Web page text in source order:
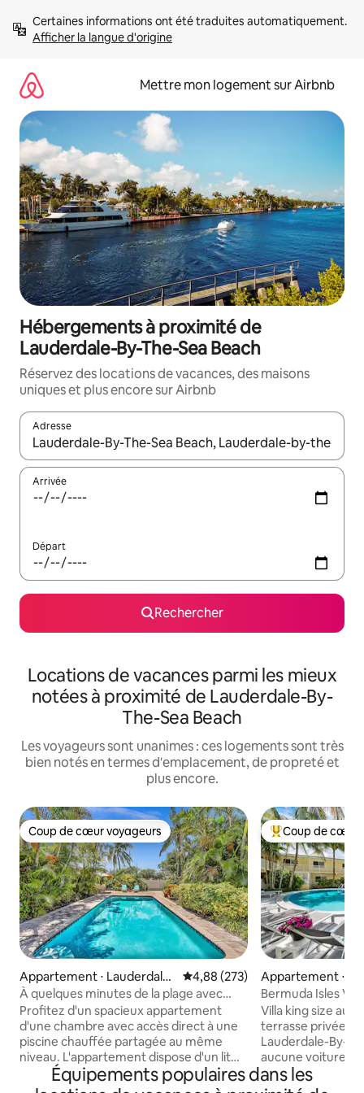
directement
Afficher la langue d'origine
Mettre mon logement sur Airbnb
Hébergements à proximité de
Lauderdale-By-The-Sea Beach
Réservez des locations de vacances, des maisons
uniques et plus encore sur Airbnb
Adresse
Lorsque les résultats s'affichent, utilisez les flèches vers le
Arrivée
Départ
Rechercher
Locations de vacances parmi les mieux
notées à proximité de Lauderdale-By-
The-Sea Beach
Les voyageurs sont unanimes : ces logements sont très
bien notés en termes d'emplacement, de propreté et
plus encore.
Coup de cœur voyageurs
Coup de cœur voyageurs
Appartement ⋅ Lauderdale-
by-the-Sea
Évaluation moyenne sur la
4,88 (273)
À quelques minutes de la plage avec
piscine chauffée
Profitez d'un spacieux appartement
d'une chambre avec accès direct à une
piscine chauffée partagée au même
niveau. L'appartement dispose d'un lit
king size, d'un lave-linge et d'un sèche-
linge dans le logement, d'un lave-
Coups de cœur
Coup de cœur
Appartement ⋅
e-Sea
Bermuda Isles
balcon, lave-
Villa king size au
terrasse privée
Lauderdale-By-
aucune voiture
Marchez
jusqu'à la plage
Équipements populaires dans les